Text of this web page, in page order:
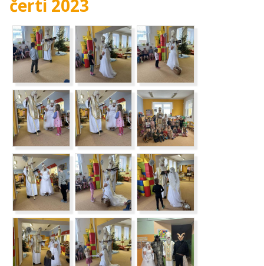
čerti 2023